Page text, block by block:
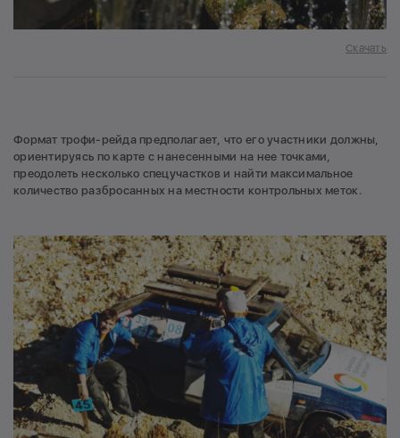
Скачать
Формат трофи-рейда предполагает, что его участники должны,
ориентируясь по карте с нанесенными на нее точками,
преодолеть несколько спецучастков и найти максимальное
количество разбросанных на местности контрольных меток.